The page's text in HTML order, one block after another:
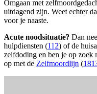
Omgaan met
uitdagend zijn. Weet echter
voor je naaste.
Acute noodsituatie? Dan
hulpdiensten (112) of de
zelfdoding en ben je op zoek
op met de Zelfmoordlijn (